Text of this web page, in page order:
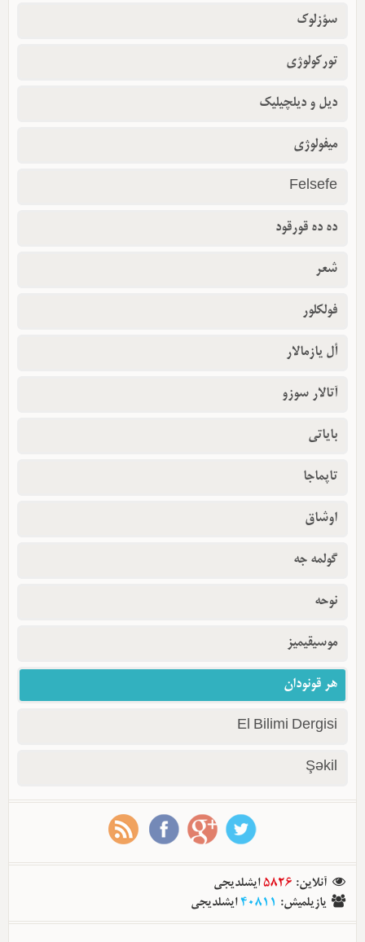
سؤزلوک
تورکولوژی
دیل و دیلچیلیک
میفولوژی
Felsefe
ده ده قورقود
شعر
فولکلور
أل یازمالار
آتالار سوزو
بایاتی
تاپماجا
اوشاق
گولمه جه
نوحه
موسیقیمیز
هر قونودان
El Bilimi Dergisi
Şəkil
آنلاین:
5826ایشلدیجی
یازیلمیش:
40811ایشلدیجی